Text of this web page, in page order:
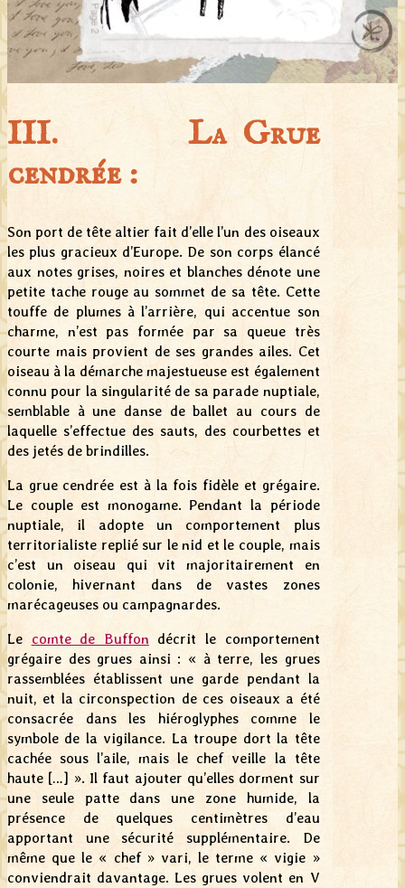
III. La Grue
cendrée :
Son port de tête altier fait d’elle l’un des oiseaux
les plus gracieux d’Europe. De son corps élancé
aux notes grises, noires et blanches dénote une
petite tache rouge au sommet de sa tête. Cette
touffe de plumes à l’arrière, qui accentue son
charme, n’est pas formée par sa queue très
courte mais provient de ses grandes ailes. Cet
oiseau à la démarche majestueuse est également
connu pour la singularité de sa parade nuptiale,
semblable à une danse de ballet au cours de
laquelle s’effectue des sauts, des courbettes et
des jetés de brindilles.
La grue cendrée est à la fois fidèle et grégaire.
Le couple est monogame. Pendant la période
nuptiale, il adopte un comportement plus
territorialiste replié sur le nid et le couple, mais
c’est un oiseau qui vit majoritairement en
colonie, hivernant dans de vastes zones
marécageuses ou campagnardes.
Le comte de Buffon décrit le comportement
grégaire des grues ainsi : « à terre, les grues
rassemblées établissent une garde pendant la
nuit, et la circonspection de ces oiseaux a été
consacrée dans les hiéroglyphes comme le
symbole de la vigilance. La troupe dort la tête
cachée sous l’aile, mais le chef veille la tête
haute […] ». Il faut ajouter qu’elles dorment sur
une seule patte dans une zone humide, la
présence de quelques centimètres d’eau
apportant une sécurité supplémentaire. De
même que le « chef » vari, le terme « vigie »
conviendrait davantage. Les grues volent en V